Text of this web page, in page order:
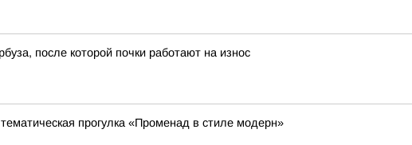
после которой почки работают на износ
прогулка «Променад в стиле модерн»